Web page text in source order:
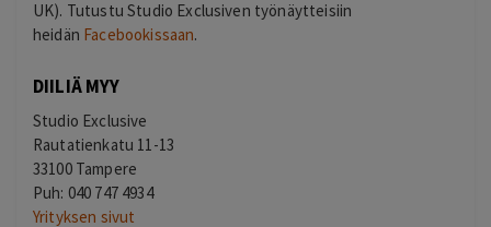
UK). Tutustu Studio Exclusiven työnäytteisiin
heidän Facebookissaan.
DIILIÄ MYY
Studio Exclusive
Rautatienkatu 11-13
33100 Tampere
Puh: 040 747 4934
Yrityksen sivut